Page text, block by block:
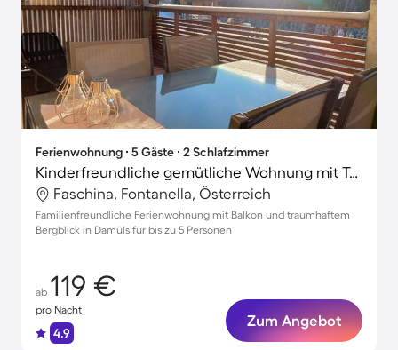
Ferienwohnung ∙ 5 Gäste ∙ 2 Schlafzimmer
Kinderfreundliche gemütliche Wohnung mit Terrasse | Bergblick | Skifahren in der Nähe
Faschina, Fontanella, Österreich
Familienfreundliche Ferienwohnung mit Balkon und traumhaftem
Bergblick in Damüls für bis zu 5 Personen
ab 119 €
pro Nacht
4.9
Zum Angebot